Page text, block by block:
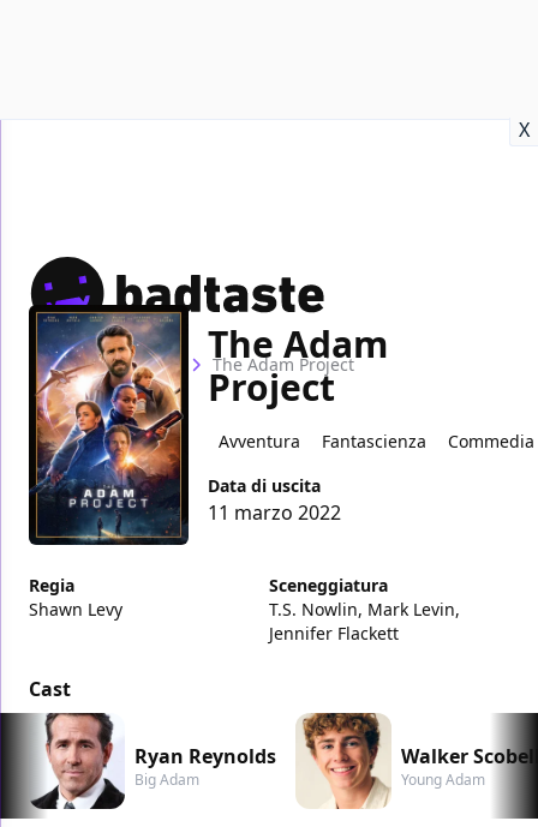
X
Home Film The Adam Project
The Adam
Project
Avventura Fantascienza
Commedia
Data di uscita
11 marzo 2022
Regia
Shawn Levy
Sceneggiatura
T.S. Nowlin, Mark Levin,
Jennifer Flackett
Cast
Ryan Reynolds
Big Adam
Walker
Young Adam